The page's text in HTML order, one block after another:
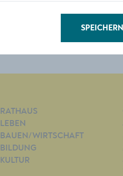
RATHAUS
LEBEN
BAUEN/WIRTSCHAFT
BILDUNG
KULTUR
SPEICHERN